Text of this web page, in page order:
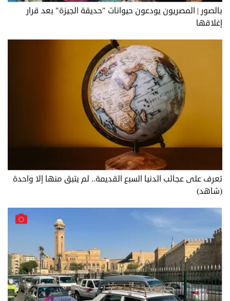
بالصور | المصريون يودعون حيوانات "حديقة الجيزة" بعد قرار
إغلاقها
تعرف على عجائب الدنيا السبع القديمة.. لم يتبق منها إلا واحدة
(شاهد)